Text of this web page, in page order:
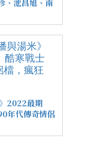
、池昌旭、南
2022最期
年代傳奇情侶